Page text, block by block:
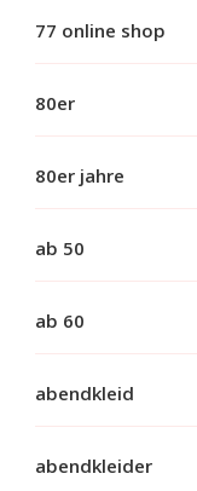
77 online shop
80er
80er jahre
ab 50
ab 60
abendkleid
abendkleider